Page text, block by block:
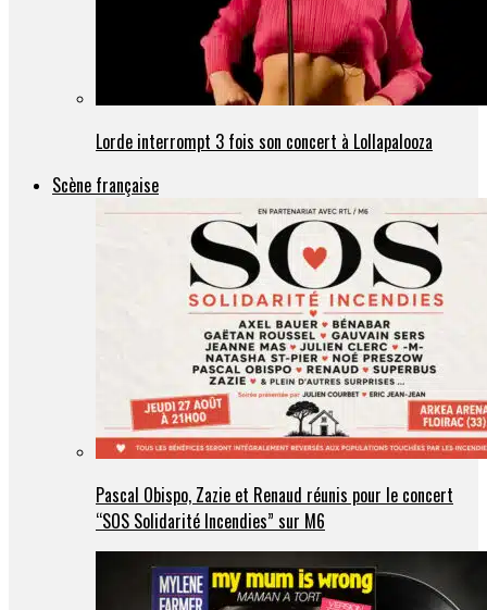
Lorde interrompt 3 fois son concert à Lollapalooza
Scène française
Pascal Obispo, Zazie et Renaud réunis pour le concert
“SOS Solidarité Incendies” sur M6